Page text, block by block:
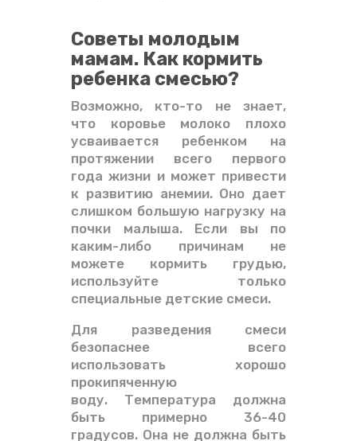
Советы молодым
мамам. Как кормить
ребенка смесью?
Возможно, кто-то не знает,
что коровье молоко плохо
усваивается ребенком на
протяжении всего первого
года жизни и может привести
к развитию анемии. Оно дает
слишком большую нагрузку на
почки малыша. Если вы по
каким-либо причинам не
можете кормить грудью,
используйте только
специальные детские смеси.
Для разведения смеси
безопаснее всего
использовать хорошо
прокипяченную
воду. Температура должна
быть примерно 36-40
градусов. Она не должна быть